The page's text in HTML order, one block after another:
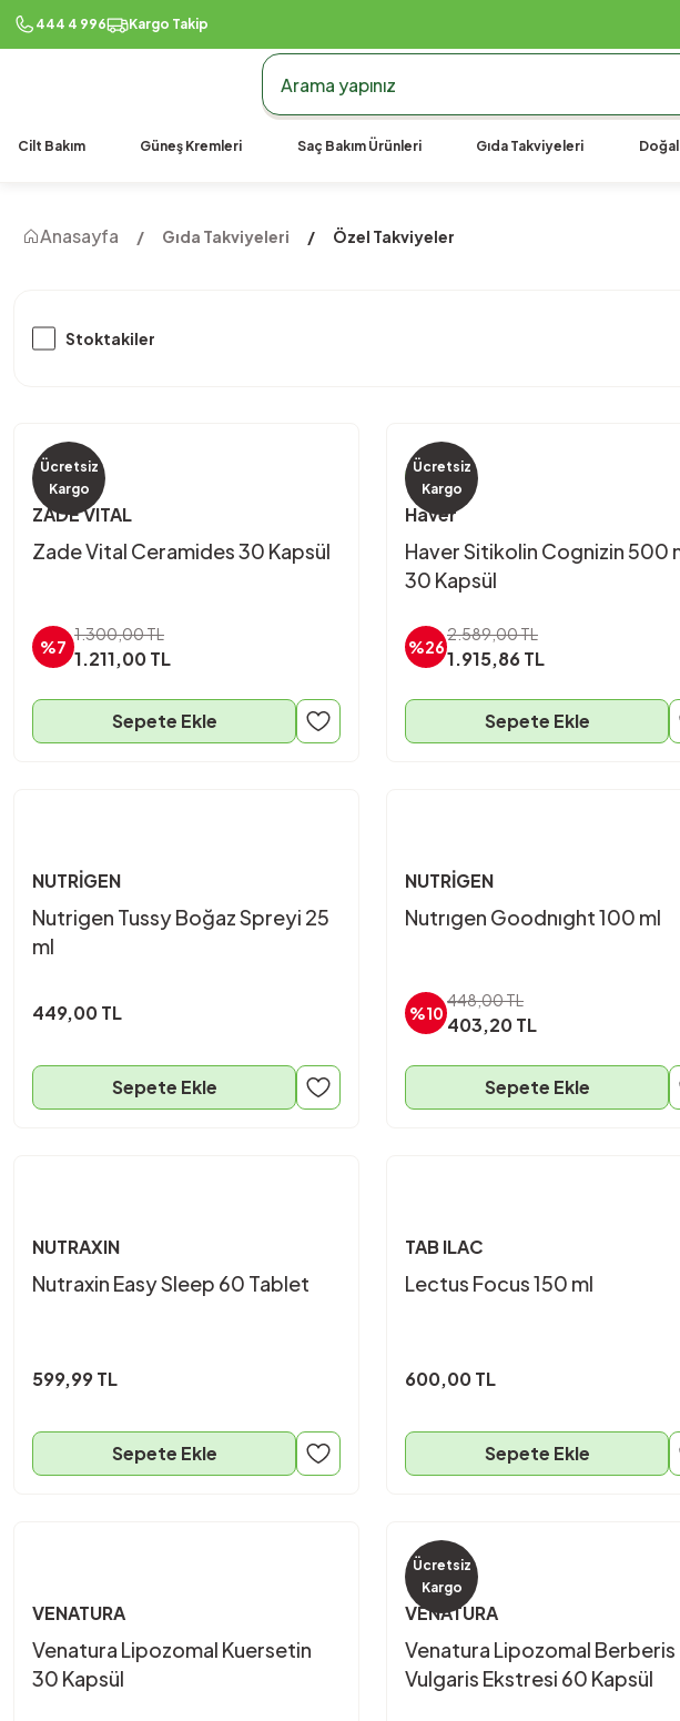
444 4 996 Kargo Takip
990 TL Üzeri Ücretsiz
Cilt Bakım Güneş Kremleri Saç Bakım Ürünleri Gıda Takviyeleri
Anasayfa Gıda Takviyeleri Özel Takviyeler
Stoktakiler
Ücretsiz
Kargo
ZADE VITAL
Zade Vital Ceramides 30 Kapsül
%7
1.300,00 TL
1.211,00 TL
Sepete Ekle
Ücretsiz
Kargo
Yeni
Haver
Haver Sitikolin Cognizin 500
30 Kapsül
%26
2.589,00 TL
1.915,86 TL
Sepete Ekle
NUTRİGEN
Nutrigen Tussy Boğaz Spreyi 25
ml
449,00 TL
Sepete Ekle
NUTRİGEN
Nutrıgen Goodnıght 100 ml
%10
448,00 TL
403,20 TL
Sepete Ekle
NUTRAXIN
Nutraxin Easy Sleep 60 Tablet
599,99 TL
Sepete Ekle
TAB ILAC
Lectus Focus 150 ml
600,00 TL
Sepete Ekle
VENATURA
Venatura Lipozomal Kuersetin
30 Kapsül
Ücretsiz
Kargo
VENATURA
Venatura Lipozomal Berberis
Vulgaris Ekstresi 60 Kapsül